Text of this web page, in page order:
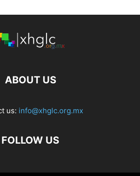
ABOUT US
us: info@xhglc.org.mx
FOLLOW US